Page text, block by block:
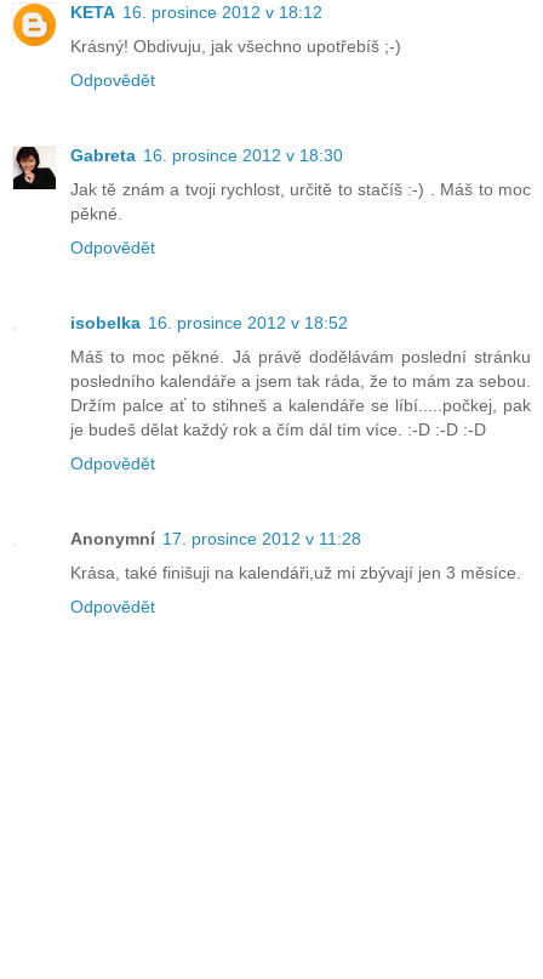
KETA 16. prosince 2012 v 18:12
Krásný! Obdivuju, jak všechno upotřebíš ;-)
Odpovědět
Gabreta 16. prosince 2012 v 18:30
Jak tě znám a tvoji rychlost, určitě to stačíš :-) . Máš to moc
pěkné.
Odpovědět
isobelka 16. prosince 2012 v 18:52
Máš to moc pěkné. Já právě dodělávám poslední stránku
posledního kalendáře a jsem tak ráda, že to mám za sebou.
Držím palce ať to stihneš a kalendáře se líbí.....počkej, pak
je budeš dělat každý rok a čím dál tím více. :-D :-D :-D
Odpovědět
Anonymní 17. prosince 2012 v 11:28
Krása, také finišuji na kalendáři,už mi zbývají jen 3 měsíce.
Odpovědět